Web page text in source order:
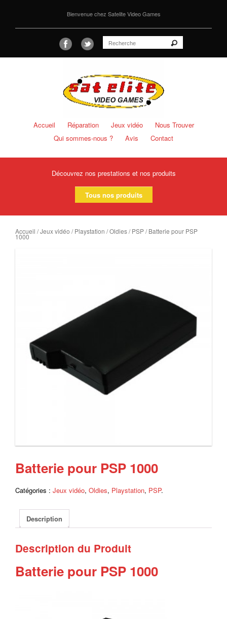
Bienvenue chez Satelite Video Games
Accueil Réparation Jeux vidéo
Nous Trouver
Qui sommes-nous ?
Avis Contact
Découvrez nos prestations et nos produits
Tous nos produits
Accueil /Jeux vidéo /Playstation /Oldies/PSP/ Batterie pour PSP
1000
Batterie pour PSP 1000
Catégories : Jeux vidéo, Oldies, Playstation, PSP.
Description
Description du Produit
Batterie pour PSP 1000